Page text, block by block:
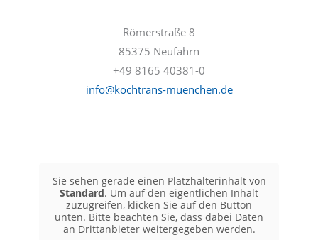
Römerstraße 8
85375 Neufahrn
+49 8165 40381-0
info@kochtrans-muenchen.de
Sie sehen gerade einen Platzhalterinhalt von
Standard. Um auf den eigentlichen Inhalt
zuzugreifen, klicken Sie auf den Button
unten. Bitte beachten Sie, dass dabei Daten
an Drittanbieter weitergegeben werden.